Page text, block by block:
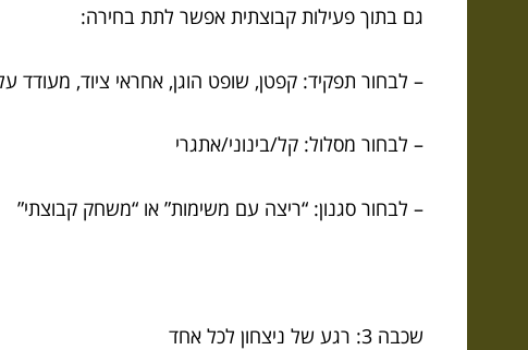
גם בתוך פעילות קבוצתית אפשר לתת בחירה:
– לבחור תפקיד: קפטן, שופט הוגן, אחראי ציוד, מעודד
– לבחור מסלול: קל/בינוני/אתגרי
– לבחור סגנון: “ריצה עם משימות” או “משחק קבוצתי”
שכבה 3: רגע של ניצחון לכל אחד